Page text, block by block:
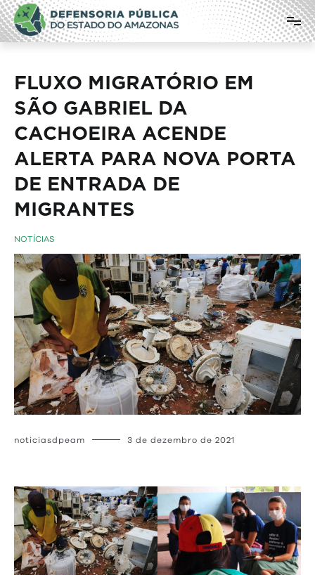
Pular
para
o
conteúdo
Defensoria Pública do Estado do
Amazonas
FLUXO MIGRATÓRIO EM
SÃO GABRIEL DA
CACHOEIRA ACENDE
ALERTA PARA NOVA PORTA
DE ENTRADA DE
MIGRANTES
NOTÍCIAS
noticiasdpeam 3 de dezembro de 2021